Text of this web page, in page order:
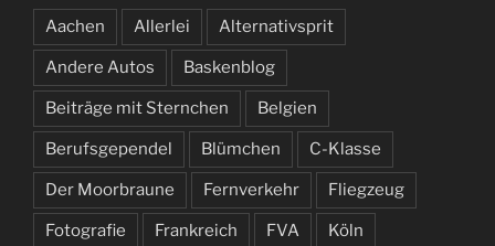
Aachen Allerlei Alternativsprit
Andere Autos Baskenblog
Beiträge mit Sternchen Belgien
Berufsgependel Blümchen C-Klasse
Der Moorbraune Fernverkehr Fliegzeug
Fotografie Frankreich FVA Köln